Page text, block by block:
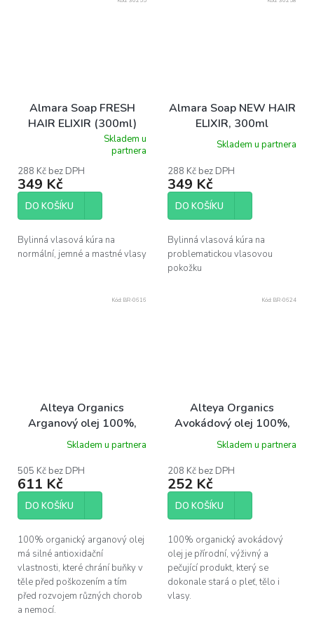
Almara Soap FRESH
HAIR ELIXIR (300ml)
produktu
je
5,0
5
Skladem u
partnera
288 Kč bez DPH
349 Kč
DO KOŠÍKU
Bylinná vlasová kúra na
normální, jemné a mastné vlasy
Almara Soap NEW HAIR
ELIXIR, 300ml
Skladem u partnera
288 Kč bez DPH
349 Kč
DO KOŠÍKU
Bylinná vlasová kúra na
problematickou vlasovou
pokožku
Alteya Organics
Arganový olej 100%,
100 ml
Skladem u partnera
505 Kč bez DPH
611 Kč
DO KOŠÍKU
100% organický arganový olej
má silné antioxidační
vlastnosti, které chrání buňky v
těle před poškozením a tím
před rozvojem různých chorob
a nemocí.
Kód: BR-0616
Alteya Organics
Avokádový olej 100%,
50 ml
Skladem u partnera
208 Kč bez DPH
252 Kč
DO KOŠÍKU
100% organický avokádový
olej je přírodní, výživný a
pečující produkt, který se
dokonale stará o pleť, tělo i
vlasy.
Kód: BR-0624